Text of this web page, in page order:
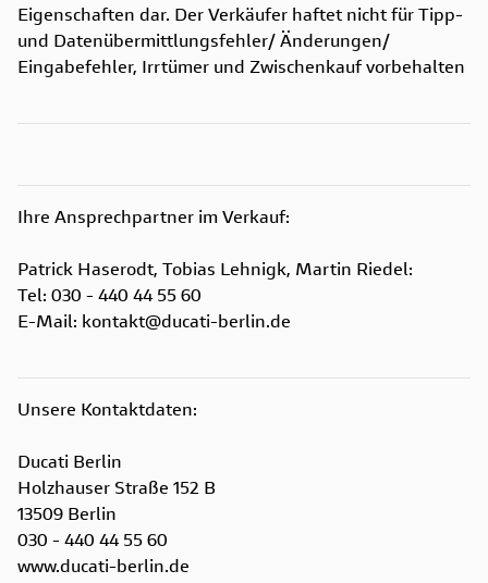
Eigenschaften dar. Der Verkäufer haftet nicht für Tipp-
und Datenübermittlungsfehler/ Änderungen/
Eingabefehler, Irrtümer und Zwischenkauf vorbehalten
Ihre Ansprechpartner im Verkauf:
Patrick Haserodt, Tobias Lehnigk, Martin Riedel:
Tel: 030 - 440 44 55 60
E-Mail: kontakt@ducati-berlin.de
Unsere Kontaktdaten:
Ducati Berlin
Holzhauser Straße 152 B
13509 Berlin
030 - 440 44 55 60
www.ducati-berlin.de